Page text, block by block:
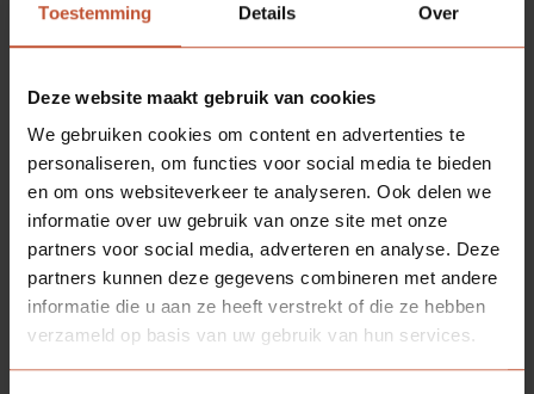
Toestemming Details Over
Deze website maakt gebruik van cookies
We gebruiken cookies om content en advertenties te
personaliseren, om functies voor social media te bieden
en om ons websiteverkeer te analyseren. Ook delen we
informatie over uw gebruik van onze site met onze
partners voor social media, adverteren en analyse. Deze
partners kunnen deze gegevens combineren met andere
informatie die u aan ze heeft verstrekt of die ze hebben
verzameld op basis van uw gebruik van hun services.
Binnendeuren Algemeen Projecten 02-07-2026
Verdi: slim bouwen met maximale uitstraling
In de huidige bouwmarkt draait alles om snelheid, efficiëntie en